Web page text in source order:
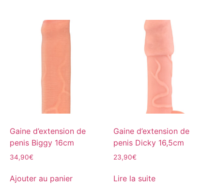
Gaine d’extension de
penis Biggy 16cm
34,90€
Ajouter au panier
Gaine d’extension de
penis Dicky 16,5cm
23,90€
Lire la suite